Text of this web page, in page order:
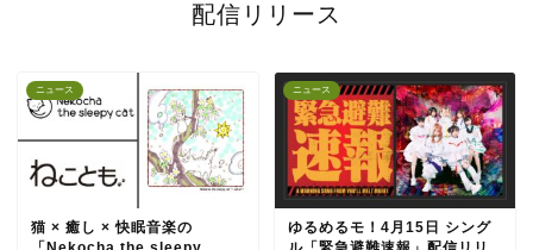
配信リリース
ニュース
猫 × 癒し × 快眠音楽の
ニュース
ゆるめるモ！4月15日 シング